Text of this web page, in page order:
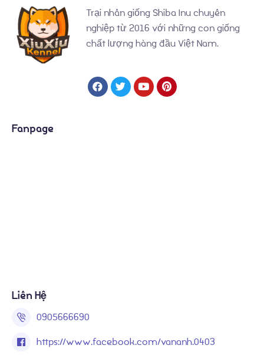
Trại nhân giống Shiba Inu chuyên
nghiệp từ 2016 với những con giống
chất lượng hàng đầu Việt Nam.
Fanpage
Liên Hệ
0905666690
https://www.facebook.com/vananh.0403